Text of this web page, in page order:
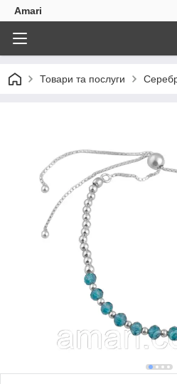
Amari
Товари та послуги